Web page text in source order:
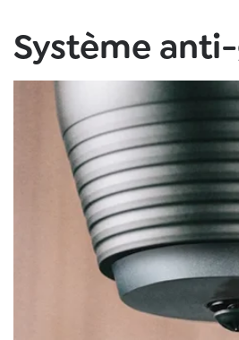
Système